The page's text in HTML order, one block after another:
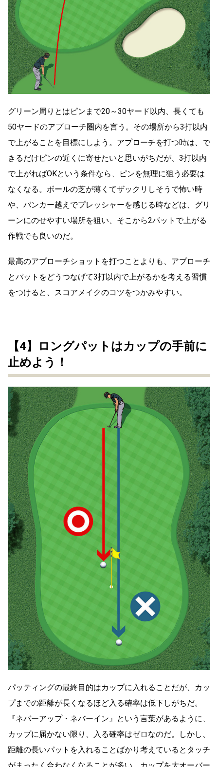
グリーン周りとはピンまで20～30ヤード以内、長くても
50ヤードのアプローチ圏内を言う。その場所から3打以内
で上がることを目標にしよう。アプローチを打つ時は、で
きるだけピンの近くに寄せたいと思いがちだが、3打以内
で上がればOKという条件なら、ピンを無理に狙う必要は
なくなる。ボールの芝が薄くてザックリしそうで怖い時
や、バンカー越えでプレッシャーを感じる時などは、グリ
ーンにのせやすい場所を狙い、そこから2パットで上がる
作戦でも良いのだ。
最高のアプローチショットを打つことよりも、アプローチ
とパットをどうつなげて3打以内で上がるかを考える習慣
をつけると、スコアメイクのコツをつかみやすい。
【4】ロングパットはカップの手前に
止めよう！
パッティングの最終目的はカップに入れることだが、カッ
プまでの距離が長くなるほど入る確率は低下しがちだ。
『ネバーアップ・ネバーイン』という言葉があるように、
カップに届かない限り、入る確率はゼロなのだ。しかし、
距離の長いパットを入れることばかり考えているとタッチ